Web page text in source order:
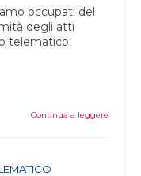
occupati del
degli atti
telematico:
Continua a leggere